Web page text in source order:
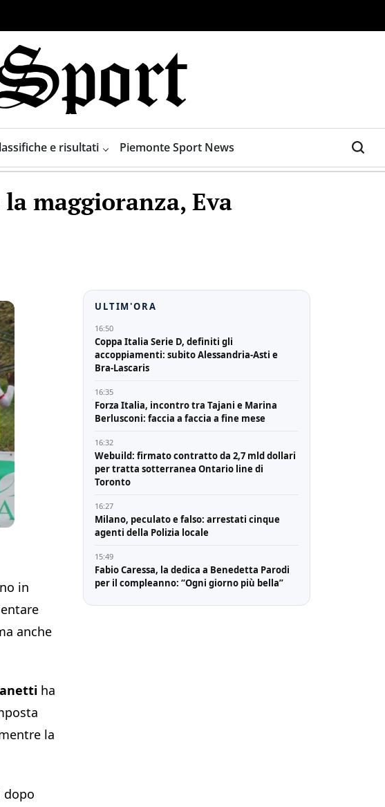
e risultati Piemonte Sport News
maggioranza, Eva
in
anche
ha
la
dopo
ULTIM'ORA
16:50
Coppa Italia Serie D, definiti gli
accoppiamenti: subito Alessandria-Asti e
Bra-Lascaris
16:35
Forza Italia, incontro tra Tajani e Marina
Berlusconi: faccia a faccia a fine mese
16:32
Webuild: firmato contratto da 2,7 mld dollari
per tratta sotterranea Ontario line di
Toronto
16:27
Milano, peculato e falso: arrestati cinque
agenti della Polizia locale
15:49
Fabio Caressa, la dedica a Benedetta Parodi
per il compleanno: “Ogni giorno più bella”